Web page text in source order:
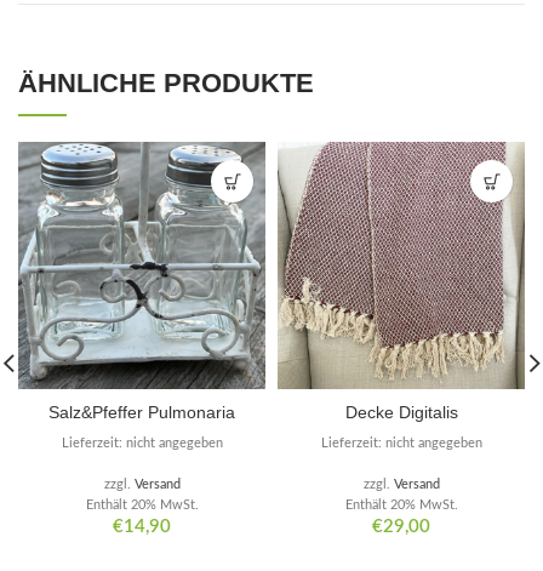
ÄHNLICHE PRODUKTE
Salz&Pfeffer Pulmonaria
€14,90
Enthält 20% MwSt.
zzgl. Versand
Lieferzeit: nicht angegeben
Decke Digitalis
€29,00
Enthält 20% MwSt.
zzgl. Versand
Lieferzeit: nicht angegeben